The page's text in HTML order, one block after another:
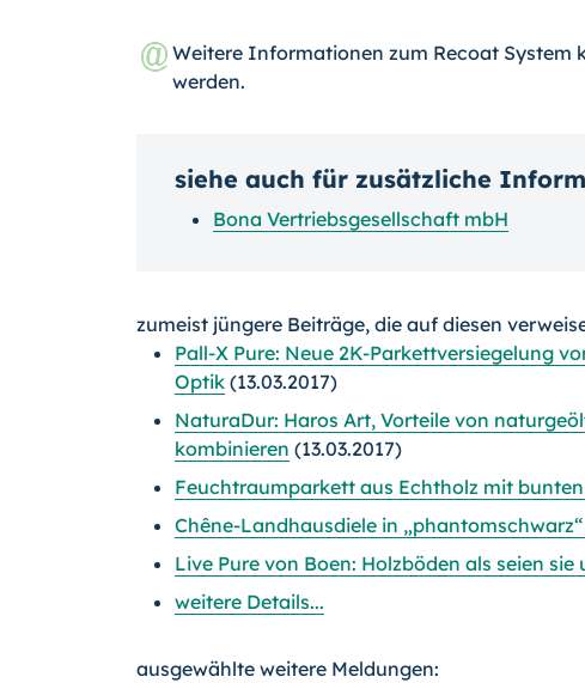
Weitere Informationen zum Recoat System
werden.
siehe auch für zusätzliche
Bona Vertriebsgesellschaft mbH
zumeist jüngere Beiträge, die auf diesen
Pall-X Pure: Neue 2K-Parkettversiegelung
Optik (13.03.2017)
NaturaDur: Haros Art, Vorteile von
kombinieren (13.03.2017)
Feuchtraumparkett aus Echtholz mit
Chêne-Landhausdiele in
Live Pure von Boen: Holzböden als seien
weitere Details...
ausgewählte weitere Meldungen: